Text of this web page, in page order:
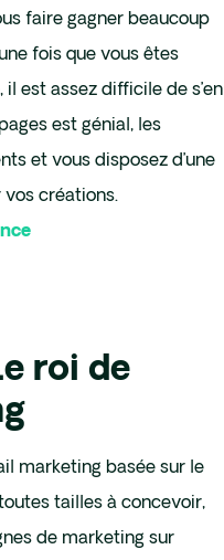
faire gagner beaucoup
fois que vous êtes
est assez difficile de s’en
est génial, les
et vous disposez d’une
créations.
roi de
marketing basée sur le
tailles à concevoir,
de marketing sur